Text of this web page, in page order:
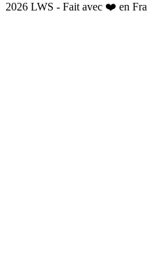
2026 LWS - Fait avec ❤️ en